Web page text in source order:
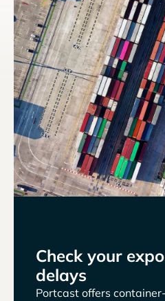
Check your
delays
Portcast offers